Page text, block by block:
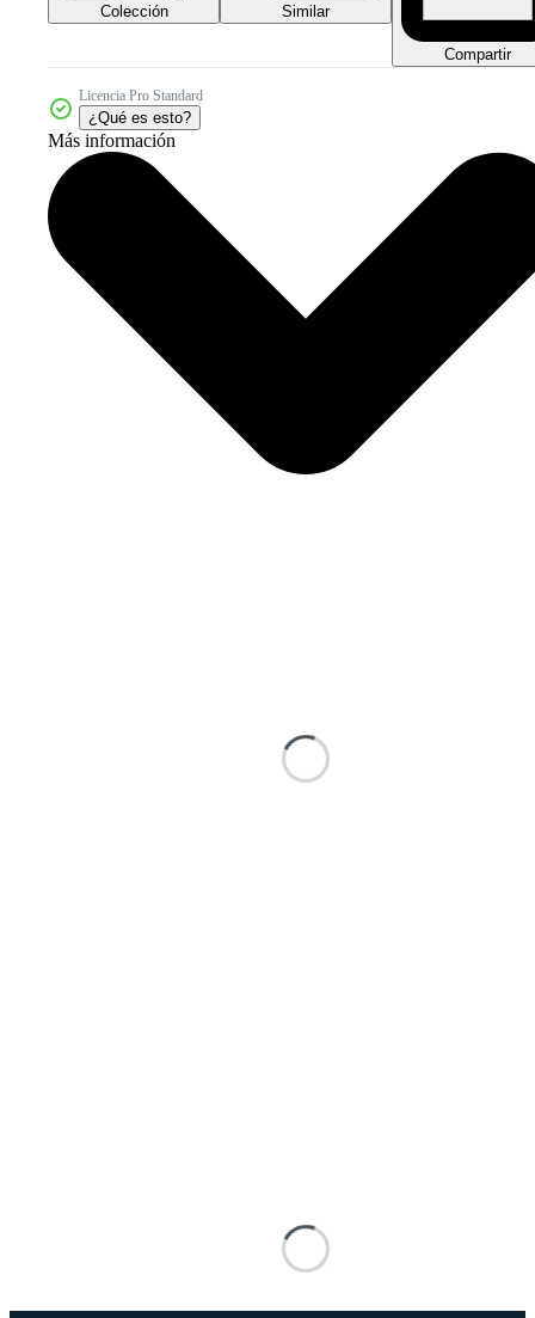
Colección Similar
Compartir
Licencia Pro Standard
¿Qué es esto?
Más información